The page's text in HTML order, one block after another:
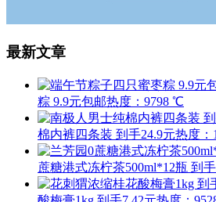
最新文章
粽 9.9元包邮热度：9798 ℃
棉内裤四条装 到手24.9元热度：
蔗糖港式冻柠茶500ml*12瓶 到